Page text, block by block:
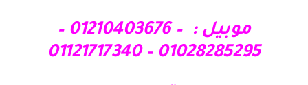
موبيل : – 01210403676 –
01028285295 – 01121717340